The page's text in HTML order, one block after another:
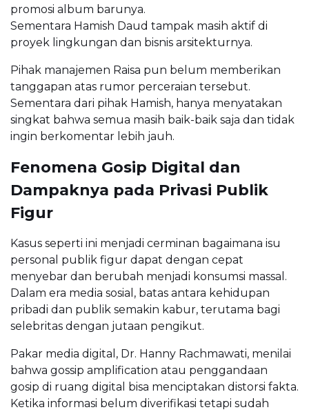
promosi album barunya.
Sementara Hamish Daud tampak masih aktif di
proyek lingkungan dan bisnis arsitekturnya.
Pihak manajemen Raisa pun belum memberikan
tanggapan atas rumor perceraian tersebut.
Sementara dari pihak Hamish, hanya menyatakan
singkat bahwa semua masih baik-baik saja dan tidak
ingin berkomentar lebih jauh.
Fenomena Gosip Digital dan
Dampaknya pada Privasi Publik
Figur
Kasus seperti ini menjadi cerminan bagaimana isu
personal publik figur dapat dengan cepat
menyebar dan berubah menjadi konsumsi massal.
Dalam era media sosial, batas antara kehidupan
pribadi dan publik semakin kabur, terutama bagi
selebritas dengan jutaan pengikut.
Pakar media digital, Dr. Hanny Rachmawati, menilai
bahwa gossip amplification atau penggandaan
gosip di ruang digital bisa menciptakan distorsi fakta.
Ketika informasi belum diverifikasi tetapi sudah